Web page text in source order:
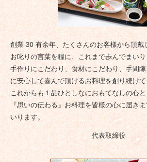
創業 30 有余年、たくさんのお客様から頂戴
お叱りの言葉を糧に、これまで歩んでまいり
手作りにこだわり、食材にこだわり、手間
に安心して喜んで頂けるお料理を創り続けて
これからも１品ひとしなにおもてなしの心
『思いの伝わる』お料理を皆様の心に届き
いります。
代表取締役